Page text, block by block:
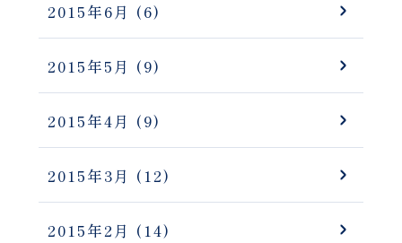
2015年6月 (6)
2015年5月 (9)
2015年4月 (9)
2015年3月 (12)
2015年2月 (14)